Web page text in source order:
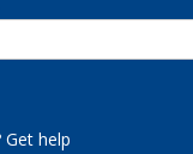
help